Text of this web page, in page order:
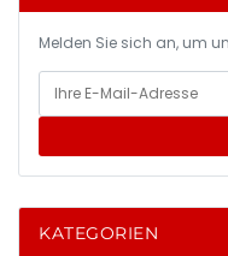
Melden Sie sich an, um
KATEGORIEN